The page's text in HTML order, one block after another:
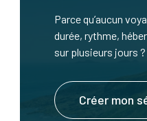
Parce qu’aucun
durée, rythme,
sur plusieurs jours
Créer mon